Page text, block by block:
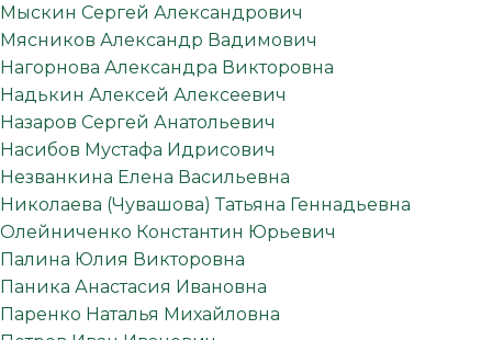
Мыскин Сергей Александрович
Мясников Александр Вадимович
Нагорнова Александра Викторовна
Надькин Алексей Алексеевич
Назаров Сергей Анатольевич
Насибов Мустафа Идрисович
Незванкина Елена Васильевна
Николаева (Чувашова) Татьяна Геннадьевна
Олейниченко Константин Юрьевич
Палина Юлия Викторовна
Паника Анастасия Ивановна
Паренко Наталья Михайловна